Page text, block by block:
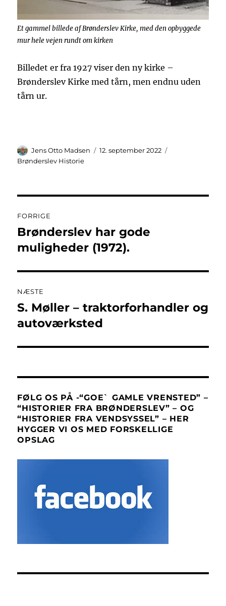
Et gammel billede af Brønderslev Kirke, med den opbyggede
mur hele vejen rundt om kirken
Billedet er fra 1927 viser den ny kirke –
Brønderslev Kirke med tårn, men endnu uden
tårn ur.
Forfatter
Jens Otto Madsen Udgivet
12. september 2022
Brønderslev Historie
FORRIGE
Forrige
indlæg:
Brønderslev har gode
muligheder (1972).
NÆSTE
Næste
indlæg:
S. Møller – traktorforhandler og
autoværksted
FØLG OS PÅ -“GOE` GAMLE VRENSTED” –
“HISTORIER FRA BRØNDERSLEV” – OG
“HISTORIER FRA VENDSYSSEL” – HER
HYGGER VI OS MED FORSKELLIGE
OPSLAG